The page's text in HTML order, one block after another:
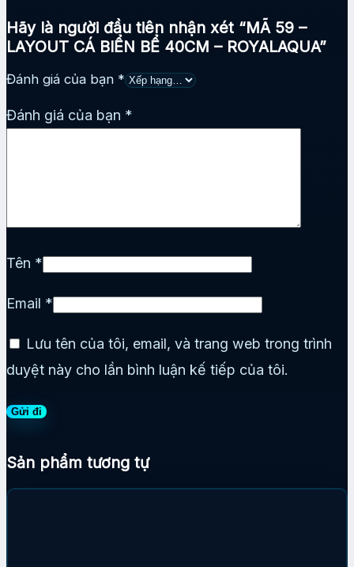
Hãy là người đầu tiên nhận xét “MÃ 59 –
LAYOUT CÁ BIỂN BỂ 40CM – ROYALAQUA”
Đánh giá của bạn *
Đánh giá của bạn *
Tên *
Email *
Lưu tên của tôi, email, và trang web trong trình
duyệt này cho lần bình luận kế tiếp của tôi.
Sản phẩm tương tự